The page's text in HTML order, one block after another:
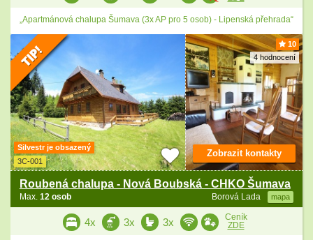
„Apartmánová chalupa Šumava (3x AP pro 5 osob) - Lipenská přehrada“
10
4 hodnocení
Silvestr je obsazený
3C-001
Roubená chalupa - Nová Boubská - CHKO Šumava
Borová Lada mapa
Max. 12 osob
Zobrazit kontakty
4x 3x 3x
Ceník
ZDE